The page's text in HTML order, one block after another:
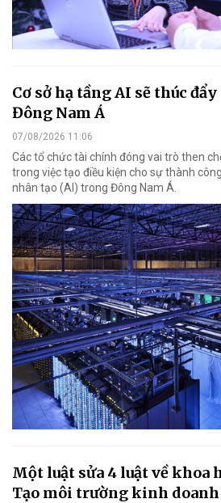
Cơ sở hạ tầng AI sẽ thúc
Đông Nam Á
07/08/2026 11:06
Các tổ chức tài chính đóng vai trò then
trong việc tạo điều kiện cho sự thành
nhân tạo (AI) trong Đông Nam Á.
Một luật sửa 4 luật về khoa
Tạo môi trường kinh